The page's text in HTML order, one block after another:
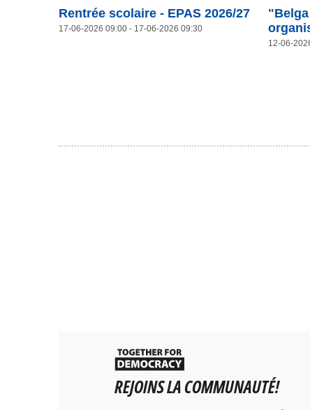
Rentrée scolaire - EPAS 2026/27
17-06-2026 09:00 - 17-06-2026 09:30
12-06-
REJOINS LA COMMUNAUTÉ!